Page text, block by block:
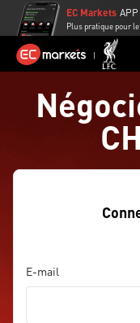
EC Markets APP
Plus pratique pour
E-mail